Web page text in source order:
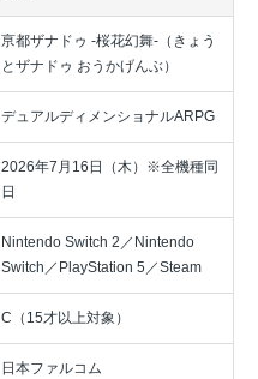
亰都ザナドゥ -桜花幻舞-（きょう
とザナドゥ おうかげんぶ）
デュアルディメンショナルARPG
2026年7月16日（木）※全機種同
日
Nintendo Switch 2／Nintendo
Switch／PlayStation 5／Steam
C（15才以上対象）
日本ファルコム